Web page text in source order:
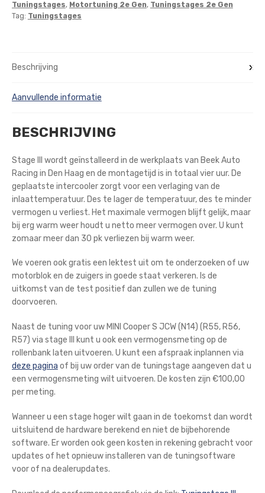
Tuningstages, Motortuning 2e Gen, Tuningstages 2e Gen
Tag: Tuningstages
Beschrijving
Aanvullende informatie
BESCHRIJVING
Stage III wordt geïnstalleerd in de werkplaats van Beek Auto
Racing in Den Haag en de montagetijd is in totaal vier uur. De
geplaatste intercooler zorgt voor een verlaging van de
inlaattemperatuur. Des te lager de temperatuur, des te minder
vermogen u verliest. Het maximale vermogen blijft gelijk, maar
bij erg warm weer houdt u netto meer vermogen over. U kunt
zomaar meer dan 30 pk verliezen bij warm weer.
We voeren ook gratis een lektest uit om te onderzoeken of uw
motorblok en de zuigers in goede staat verkeren. Is de
uitkomst van de test positief dan zullen we de tuning
doorvoeren.
Naast de tuning voor uw MINI Cooper S JCW (N14) (R55, R56,
R57) via stage III kunt u ook een vermogensmeting op de
rollenbank laten uitvoeren. U kunt een afspraak inplannen via
deze pagina of bij uw order van de tuningstage aangeven dat u
een vermogensmeting wilt uitvoeren. De kosten zijn €100,00
per meting.
Wanneer u een stage hoger wilt gaan in de toekomst dan wordt
uitsluitend de hardware berekend en niet de bijbehorende
software. Er worden ook geen kosten in rekening gebracht voor
updates of het opnieuw installeren van de tuningsoftware
voor of na dealerupdates.